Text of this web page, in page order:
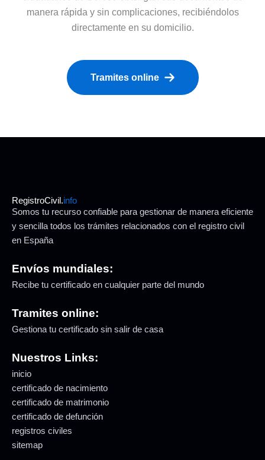
manera rápida y sin complicaciones, recibiéndolos
directamente en su domicilio.
Tramites online
RegistroCivil.info
Somos tu recurso confiable para gestionar de manera eficiente
y sencilla todos los trámites relacionados con el registro civil
en España
Envíos mundiales:
Recibe tu certificado en cualquier parte del mundo
Tramites online:
Gestiona tu certificado sin salir de casa
Nuestros Links:
inicio
certificado de nacimiento
certificado de matrimonio
certificado de defunción
registros civiles
sitemap